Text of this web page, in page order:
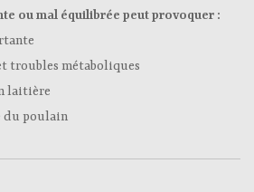
ou mal équilibrée peut provoquer :
troubles métaboliques
laitière
du poulain